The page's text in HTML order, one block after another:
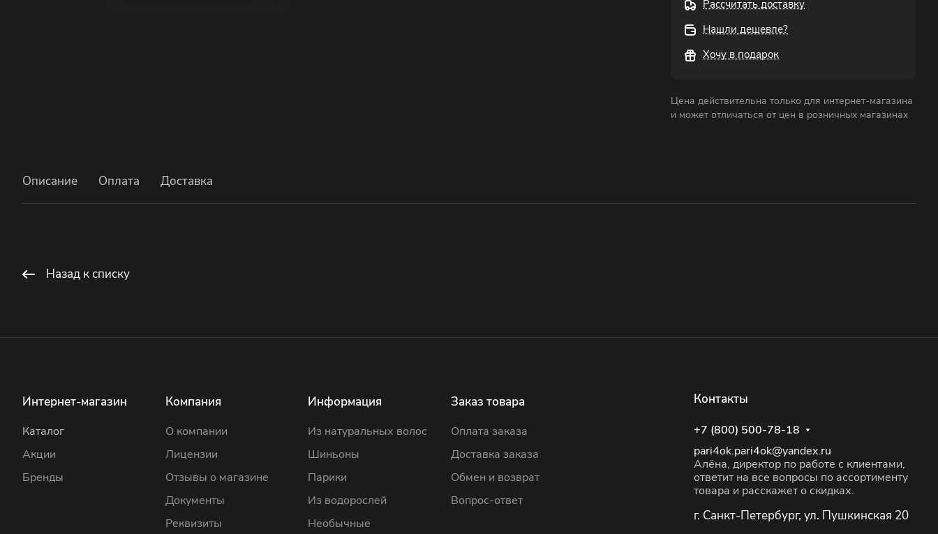
Рассчитать доставку
Нашли дешевле?
Хочу в подарок
Цена действительна только для интернет-магазина
и может отличаться от цен в розничных магазинах
Описание Оплата Доставка
Назад к списку
Интернет-магазин
Каталог
Акции
Бренды
Компания
О компании
Лицензии
Отзывы о магазине
Документы
Реквизиты
Информация
Из натуральных волос
Шиньоны
Парики
Из водорослей
Необычные
Заказ товара
Оплата заказа
Доставка заказа
Обмен и возврат
Вопрос-ответ
Контакты
+7 (800) 500-78-18
pari4ok.pari4ok@yandex.ru
Алёна, директор по работе с клиентами,
ответит на все вопросы по ассортименту
товара и расскажет о скидках.
г. Санкт-Петербург, ул. Пушкинская 20